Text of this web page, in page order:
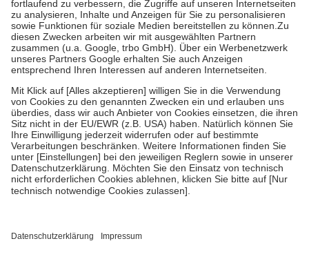
höchstens zehn Euro.Es sind jedoch nie mehr als die tatsächlichen
Kosten der Leistung zu entrichten.
Diese Regeln gelten grundsätzlich auch für Online-Apotheken.
Bei Heilmitteln und häuslicher Krankenpflege beträgt die
Zuzahlung zehn Prozent der Kosten sowie zehn Euro je
Um das Engagement der Versicherten für ihre eigene Gesundheit zu
stärken und die besondere Stellung der Familie zu unterstützen,
fallenkeine Zuzahlungen an bei:
• Kindern und Jugendlichen bis zum vollendeten 18. Lebensjahr
mit Ausnahme der Fahrkosten
• Untersuchungen zur Vorsorge und Früherkennung, die von der
GKV getragen werden
• empfohlenen Schutzimpfungen
Wir nutzen Trusted Shops als unabhängigen Dienstleister für die